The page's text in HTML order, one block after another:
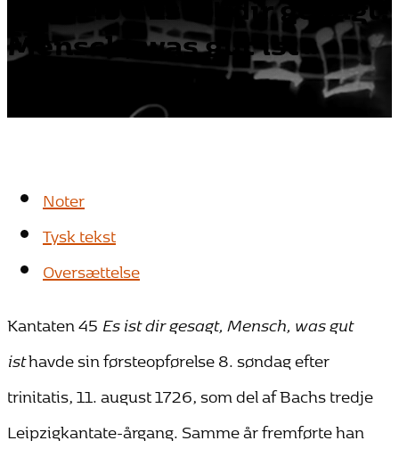
Mensch, was gut ist«
Noter
Tysk tekst
Oversættelse
Kantaten 45 Es ist dir gesagt, Mensch, was gut
isthavde sin førsteopførelse 8. søndag efter
trinitatis, 11. august 1726, som del af Bachs tredje
Leipzigkantate-årgang. Samme år fremførte han